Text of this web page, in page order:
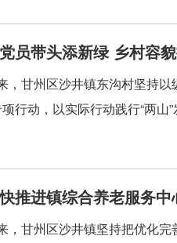
员带头添新绿 乡村容
甘州区沙井镇东沟村坚持
行动，以实际行动践行“两山
推进镇综合养老服务
，甘州区沙井镇坚持把优化